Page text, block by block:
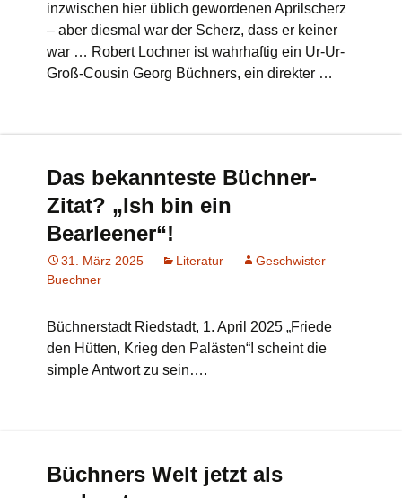
inzwischen hier üblich gewordenen Aprilscherz
– aber diesmal war der Scherz, dass er keiner
war … Robert Lochner ist wahrhaftig ein Ur-Ur-
Groß-Cousin Georg Büchners, ein direkter …
Das bekannteste Büchner-
Zitat? „Ish bin ein
Bearleener“!
31. März 2025 Literatur
Geschwister
Buechner
Büchnerstadt Riedstadt, 1. April 2025 „Friede
den Hütten, Krieg den Palästen“! scheint die
simple Antwort zu sein….
Büchners Welt jetzt als